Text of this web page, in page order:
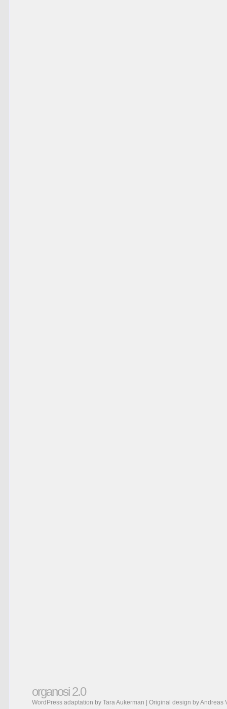
organosi 2.0
WordPress adaptation by Tara Aukerman | Original design byAndreas